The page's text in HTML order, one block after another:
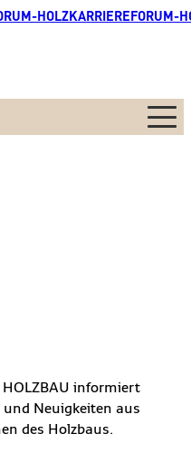
HOLZKARRIEREFORUM-
Menü
informiert
Neuigkeiten aus
des Holzbaus.